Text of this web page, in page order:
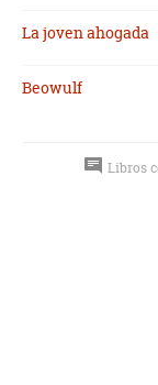
La joven ahogada
Beowulf
Libros